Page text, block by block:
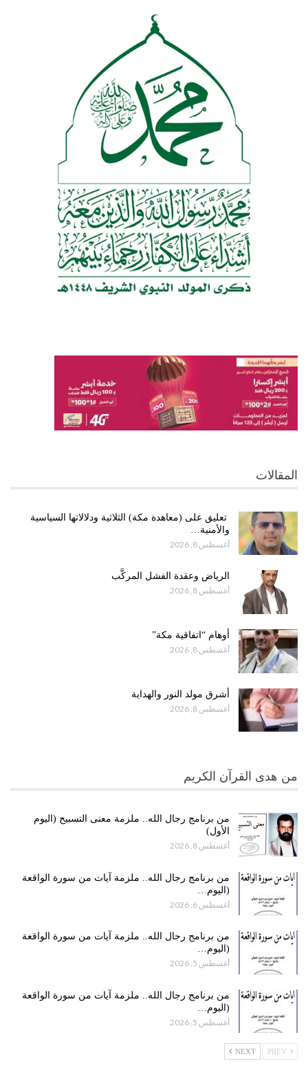
المقالات
تعليق على (معاهدة مكة) الثلاثية ودلالاتها السياسية
والأمنية…
أغسطس 8, 2026
الرياض وعقدة الفشل المركَّب
أغسطس 8, 2026
أوهام “اتفاقية مكة”
أغسطس 8, 2026
أشرق مولد النور والهداية
أغسطس 8, 2026
من هدى القرآن الكريم
من برنامج رجال الله.. ملزمة معنى التسبيح (اليوم
الأول)
أغسطس 8, 2026
من برنامج رجال الله.. ملزمة آيات من سورة الواقعة
(اليوم…
أغسطس 6, 2026
من برنامج رجال الله.. ملزمة آيات من سورة الواقعة
(اليوم…
أغسطس 5, 2026
من برنامج رجال الله.. ملزمة آيات من سورة الواقعة
(اليوم…
أغسطس 5, 2026
NEXT